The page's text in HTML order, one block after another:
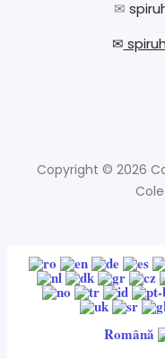
✉
✉
Copyright © 2026
Română